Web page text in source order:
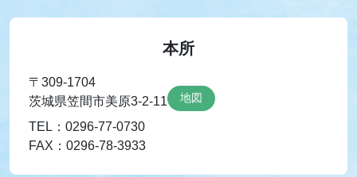
本所
〒309-1704
茨城県笠間市美原3-2-11
地図
TEL：0296-77-0730
FAX：0296-78-3933